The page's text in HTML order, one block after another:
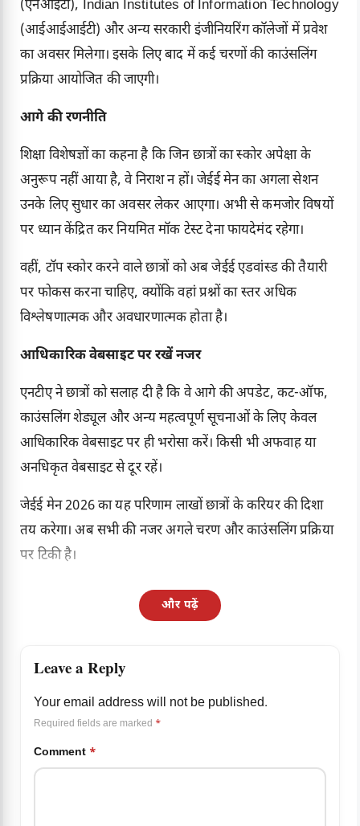
(एनआईटी), Indian Institutes of Information Technology
(आईआईआईटी) और अन्य सरकारी इंजीनियरिंग कॉलेजों में प्रवेश
का अवसर मिलेगा। इसके लिए बाद में कई चरणों की काउंसलिंग
प्रक्रिया आयोजित की जाएगी।
आगे की रणनीति
शिक्षा विशेषज्ञों का कहना है कि जिन छात्रों का स्कोर अपेक्षा के
अनुरूप नहीं आया है, वे निराश न हों। जेईई मेन का अगला सेशन
उनके लिए सुधार का अवसर लेकर आएगा। अभी से कमजोर विषयों
पर ध्यान केंद्रित कर नियमित मॉक टेस्ट देना फायदेमंद रहेगा।
वहीं, टॉप स्कोर करने वाले छात्रों को अब जेईई एडवांस्ड की तैयारी
पर फोकस करना चाहिए, क्योंकि वहां प्रश्नों का स्तर अधिक
विश्लेषणात्मक और अवधारणात्मक होता है।
आधिकारिक वेबसाइट पर रखें नजर
एनटीए ने छात्रों को सलाह दी है कि वे आगे की अपडेट, कट-ऑफ,
काउंसलिंग शेड्यूल और अन्य महत्वपूर्ण सूचनाओं के लिए केवल
आधिकारिक वेबसाइट पर ही भरोसा करें। किसी भी अफवाह या
अनधिकृत वेबसाइट से दूर रहें।
जेईई मेन 2026 का यह परिणाम लाखों छात्रों के करियर की दिशा
तय करेगा। अब सभी की नजर अगले चरण और काउंसलिंग प्रक्रिया
पर टिकी है।
और पढ़ें
Leave a Reply
Your email address will not be published.
Required fields are marked *
Comment *